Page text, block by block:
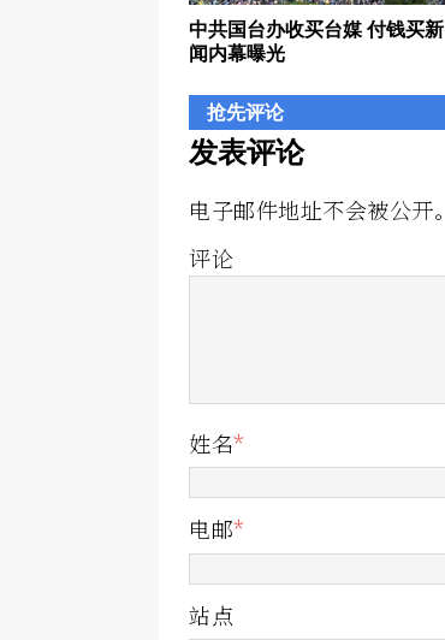
中共国台办收买台媒 付钱买新
闻内幕曝光
抢先评论
发表评论
电子邮件地址不会被公开。
评论
姓名*
电邮*
站点